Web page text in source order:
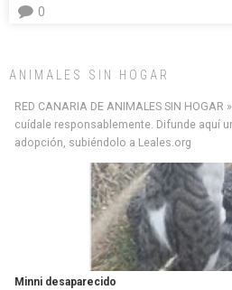
0
ANIMALES SIN HOGAR
RED CANARIA DE ANIMALES SIN
cuídale responsablemente. Difunde aquí
adopción, subiéndolo a Leales.org
Minni desaparecido